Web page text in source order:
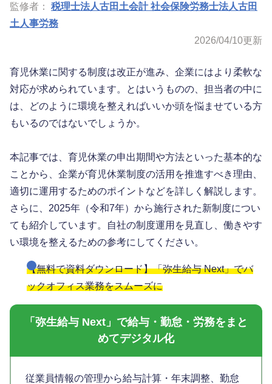
監修者： 税理士法人古田土会計 社会保険労務士法人古田
土人事労務
2026/04/10更新
育児休業に関する制度は改正が進み、企業にはより柔軟な
対応が求められています。とはいうものの、担当者の中に
は、どのように環境を整えればいいか頭を悩ませている方
もいるのではないでしょうか。
本記事では、育児休業の申出期間や方法といった基本的な
ことから、企業が育児休業制度の活用を推進すべき理由、
適切に運用するためのポイントなどを詳しく解説します。
さらに、2025年（令和7年）から施行された新制度につい
ても紹介しています。自社の制度運用を見直し、働きやす
い環境を整えるための参考にしてください。
【無料で資料ダウンロード】「弥生給与 Next」でバ
ックオフィス業務をスムーズに
「弥生給与 Next」で給与・勤怠・労務をまと
めてデジタル化
従業員情報の管理から給与計算・年末調整、勤怠